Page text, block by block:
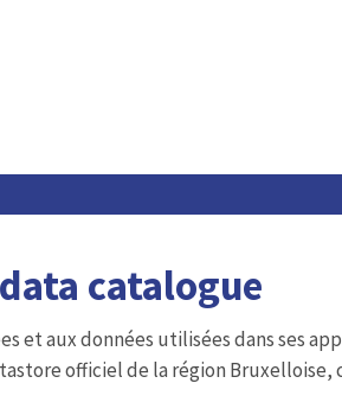
catalogue
et aux données utilisées dans ses
officiel de la région Bruxelloise,